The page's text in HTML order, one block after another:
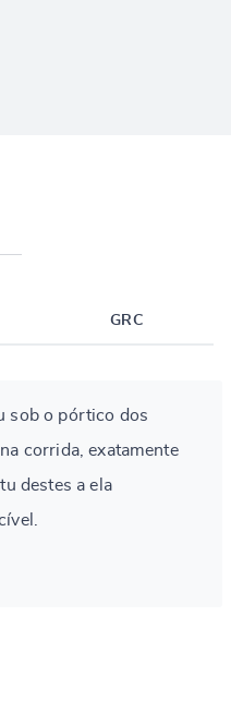
GRC
sob o pórtico dos
corrida, exatamente
destes a ela